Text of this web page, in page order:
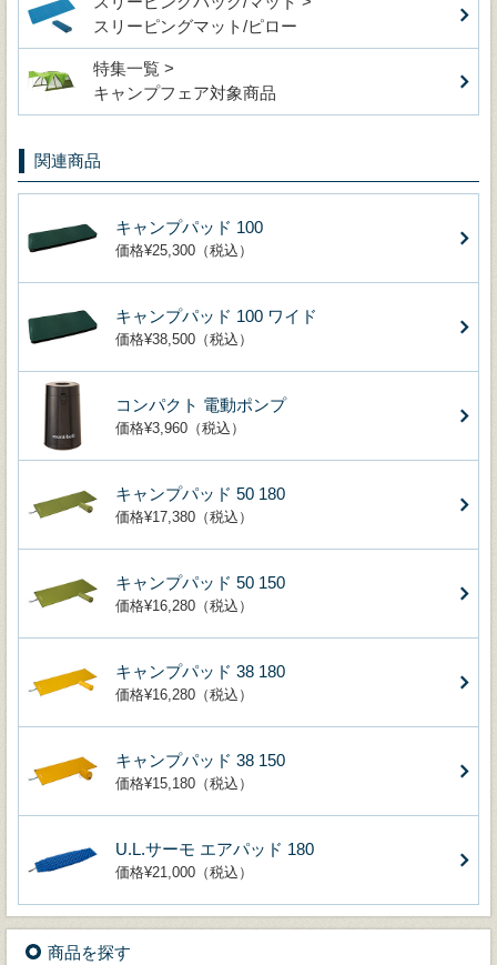
スリーピングマット/ピロー
特集一覧 >
キャンプフェア対象商品
関連商品
キャンプパッド 100
価格¥25,300（税込）
キャンプパッド 100 ワイド
価格¥38,500（税込）
コンパクト 電動ポンプ
価格¥3,960（税込）
キャンプパッド 50 180
価格¥17,380（税込）
キャンプパッド 50 150
価格¥16,280（税込）
キャンプパッド 38 180
価格¥16,280（税込）
キャンプパッド 38 150
価格¥15,180（税込）
U.L.サーモ エアパッド 180
価格¥21,000（税込）
商品を探す